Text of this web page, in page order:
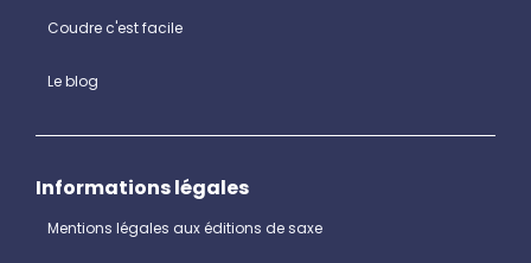
Coudre c'est facile
Le blog
Informations légales
Mentions légales aux éditions de saxe